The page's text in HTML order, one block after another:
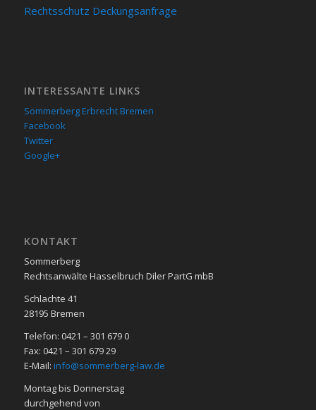
Rechtsschutz Deckungsanfrage
INTERESSANTE LINKS
Sommerberg Erbrecht Bremen
Facebook
Twitter
Google+
KON­TAKT
Sommerberg
Rechtsanwälte Hasselbruch Diler PartG mbB
Schlachte 41
28195 Bre­men
Telefon: 0421 – 301 679 0
Fax: 0421 – 301 679 29
E-Mail: info@sommerberg-law.de
Mon­tag bis Don­ners­tag
durch­ge­hend von